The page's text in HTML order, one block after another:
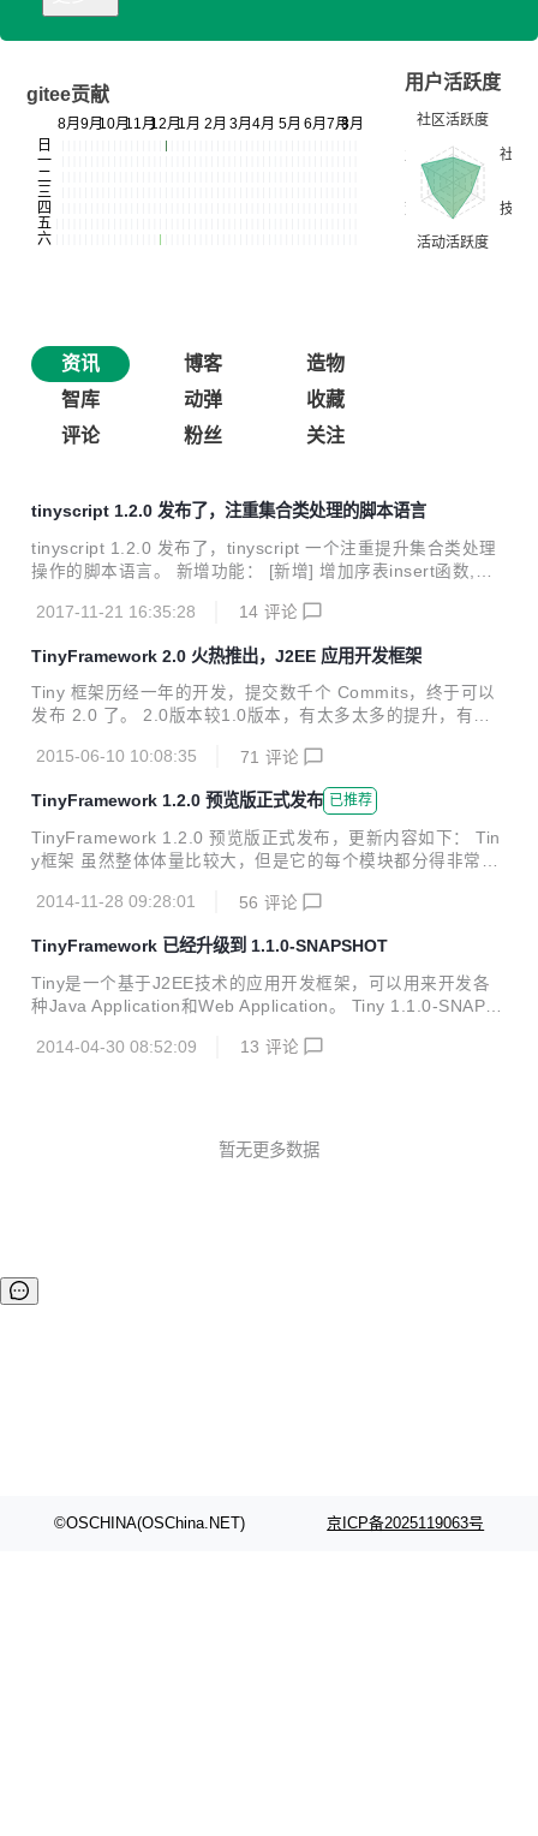
gitee贡献
用户活跃度
资讯 博客
造物
智库
动弹
收藏
评论
粉丝 关注
tinyscript 1.2.0 发布了，注重集合类处理的脚本语言
tinyscript 1.2.0 发布了，tinyscript 一个注重提升集合类处理
操作的脚本语言。 新增功能： [新增] 增加序表insert函数,支
n互转函数：toJson和jsonToDataSet [新增] 增加序表和xml
强函数：dateAdd、dateName、datePart、dateTrunc、da
y、makeDate、makeDateTime、month和year [新增] 增加
当前日期函数：now和today 删除： [删除] 删除...
2017-11-21 16:35:28 14 评论
TinyFramework 2.0 火热推出，J2EE 应用开发框架
Tiny 框架历经一年的开发，提交数千个 Commits，终于可以
发布 2.0 了。 2.0版本较1.0版本，有太多太多的提升，有许
升的版本。 Issues情况：Tiny主工程共有621个Issues，里面
有需求，和改进，有BUG，目前除了20多个无期的需求之
外，已经全部处理完毕。这里面大部分是我们自己提出的，也
有相当多的由我们的用户及广大开源爱好者们提出的，在此感
谢他们对我们的支持。 Commits情况：主工程总共的提交数
是1710个，贡献者12，除了synyr人员之外，我们可以看到越
来越多的人直接为我们提交PullRequest，感谢所...
2015-06-10 10:08:35 71 评论
TinyFramework 1.2.0 预览版正式发布 已推荐
TinyFramework 1.2.0 预览版正式发布，更新内容如下： Tin
y框架 虽然整体体量比较大，但是它的每个模块都分得非常
通过扩展可以不断的提升系统的处理能力 它的工具已经非常强
ervlet，不管是流程组件还是UI组件，还是UI组件包等等都是
可以自组装的 在Tiny的世界中Web工程只是个集合，除了配
置文件和Pom依赖，不应该有其它东西 支持水平扩展，同时
可以支持7*24小时运行 开始团队由金字塔向哑铃型转变，高
低水平者各司其职 绝大多数情况下，要做的只是依赖，而不需
2014-11-28 09:28:01 56 评论
TinyFramework 已经升级到 1.1.0-SNAPSHOT
Tiny是一个基于J2EE技术的应用开发框架，可以用来开发各
种Java Application和Web Application。 Tiny 1.1.0-SNAPS
块的增加： 增加了Xml的Schema定义文件 增加DBF文件读
重构，添加M,B,G不支持的异常提示信息 - 添加日志信息 - lin
2014-04-30 08:52:09 13 评论
暂无更多数据
©OSCHINA(OSChina.NET) 京ICP备2025119063号